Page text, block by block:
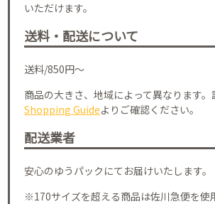
いただけます。
送料・配送について
送料/850円～
商品の大きさ、地域によって異なります。
Shopping Guideよりご確認ください。
配送業者
安心のゆうパックにてお届けいたします。
※170サイズを超える商品は佐川急便を使